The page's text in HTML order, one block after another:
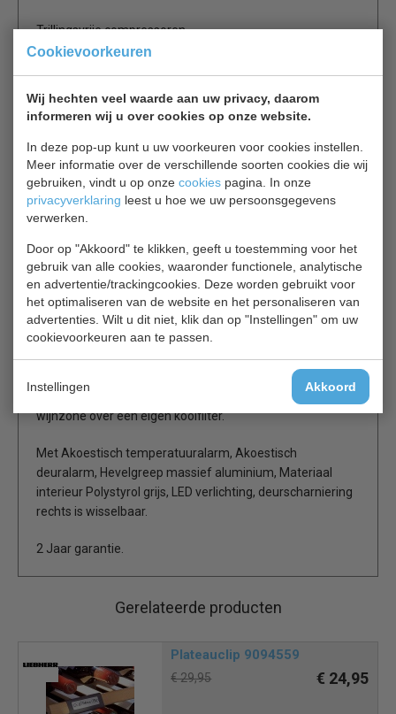
Cookievoorkeuren
Wij hechten veel waarde aan uw privacy, daarom
informeren wij u over cookies op onze website.
In deze pop-up kunt u uw voorkeuren voor cookies instellen.
Meer informatie over de verschillende soorten cookies die wij
gebruiken, vindt u op onze cookies pagina. In onze
privacyverklaring leest u hoe we uw persoonsgegevens
verwerken.
Door op "Akkoord" te klikken, geeft u toestemming voor het
gebruik van alle cookies, waaronder functionele, analytische
en advertentie/trackingcookies. Deze worden gebruikt voor
het optimaliseren van de website en het personaliseren van
advertenties. Wilt u dit niet, klik dan op "Instellingen" om uw
cookievoorkeuren aan te passen.
Instellingen Akkoord
Trillingsvrije compressoren
Omdat reeds geringe vibraties bestanddelen van het
wijnkasten uitgevoerd met trillingsvrije compressoren. Bij
de Vinidor modellen worden daarnaast ook de
bewegingen van het totale koelsysteem gedempt om
overdraging van vibraties uit te sluiten. Hierdoor ligt de
wijn trillingsvrij en is het apparaat geluid laag.
Digitaal temperatuurdisplay geeft de in
binnentemperatuur tot op de graad nauwkeurig
Temperatuur instelbaar van +5°C tot +20°C
FreshAir koolfilter
Omgevingsluchtjes kunnen wijnen bij langer bewaren
merkbaar beïnvloeden. Bij alle wijnkasten van Liebherr
loopt de luchttoevoer via een makkelijk te vervangen
FreshAir koolfilter waardoor een optimale luchtkwaliteit
wordt gegarandeerd. Bij de Vinidor serie beschikt iedere
wijnzone over een eigen koolfilter.
Met Akoestisch temperatuuralarm, Akoestisch
deuralarm, Hevelgreep massief aluminium, Materiaal
interieur Polystyrol grijs, LED verlichting, deurscharniering
rechts is wisselbaar.
2 Jaar garantie.
Gerelateerde producten
Plateauclip 9094559
€ 29,95 € 24,95